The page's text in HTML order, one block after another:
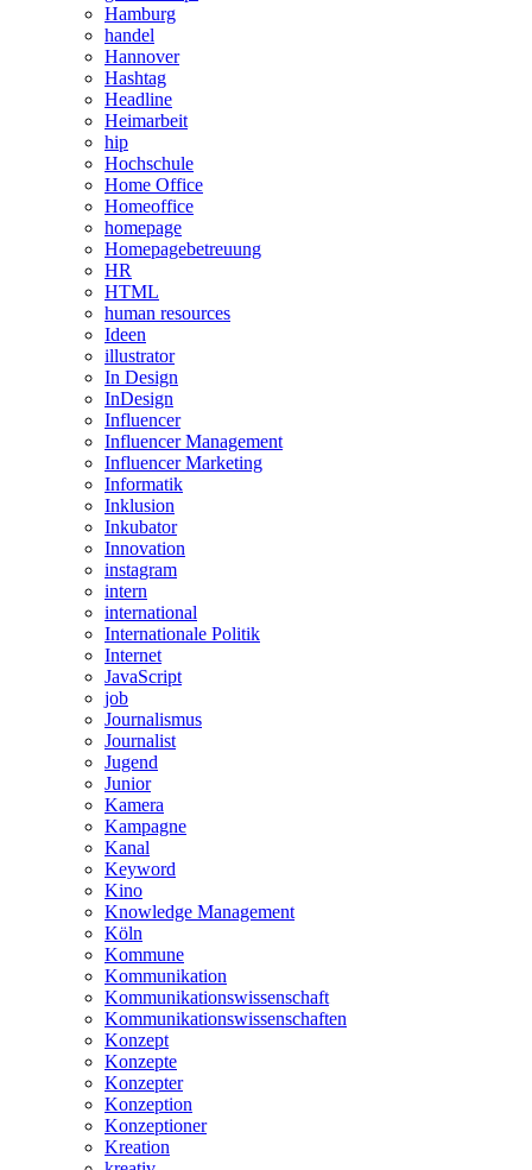
Hamburg
handel
Hannover
Hashtag
Headline
Heimarbeit
hip
Hochschule
Home Office
Homeoffice
homepage
Homepagebetreuung
HR
HTML
human resources
Ideen
illustrator
In Design
InDesign
Influencer
Influencer Management
Influencer Marketing
Informatik
Inklusion
Inkubator
Innovation
instagram
intern
international
Internationale Politik
Internet
JavaScript
job
Journalismus
Journalist
Jugend
Junior
Kamera
Kampagne
Kanal
Keyword
Kino
Knowledge Management
Köln
Kommune
Kommunikation
Kommunikationswissenschaft
Kommunikationswissenschaften
Konzept
Konzepte
Konzepter
Konzeption
Konzeptioner
Kreation